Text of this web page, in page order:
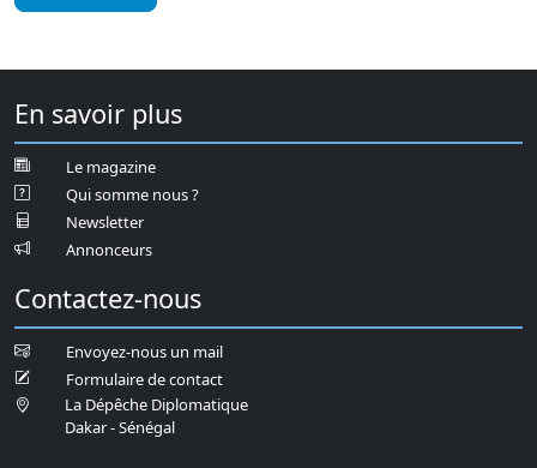
En savoir plus
Le magazine
Qui somme nous ?
Newsletter
Annonceurs
Contactez-nous
Envoyez-nous un mail
Formulaire de contact
La Dépêche Diplomatique
Dakar - Sénégal